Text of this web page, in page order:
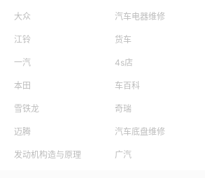
听完颖的话，我微笑着点点头
我也从书包里拿出自己的圣诞礼物分给
礼物是一张圣诞贺卡，贺卡的样子很有
雪拿出自己的手机，打开了《
乐，她笑着对大家大喊：“各位，来跳
大众 汽车电器维修
江铃 货车
一汽 4s店
本田 车百科
雪铁龙 奇瑞
迈腾 汽车底盘维修
发动机构造与原理 广汽